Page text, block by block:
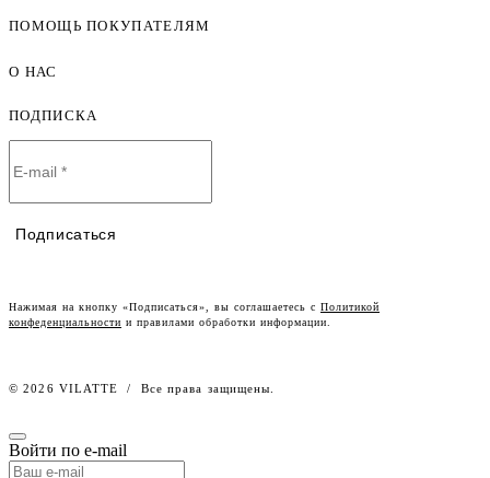
Женская одежда оптом
Мужская одежда оптом
ПОМОЩЬ ПОКУПАТЕЛЯМ
Оплата и доставка
Договор-оферта
Условия сотрудничества
О НАС
Lookbook
Работа в компании
ПОДПИСКА
Подписаться
Нажимая на кнопку «Подписаться», вы соглашаетесь с Политикой
конфеденциальности и правилами обработки информации.
© 2026 VILATTE / Все права защищены.
Войти по e-mail